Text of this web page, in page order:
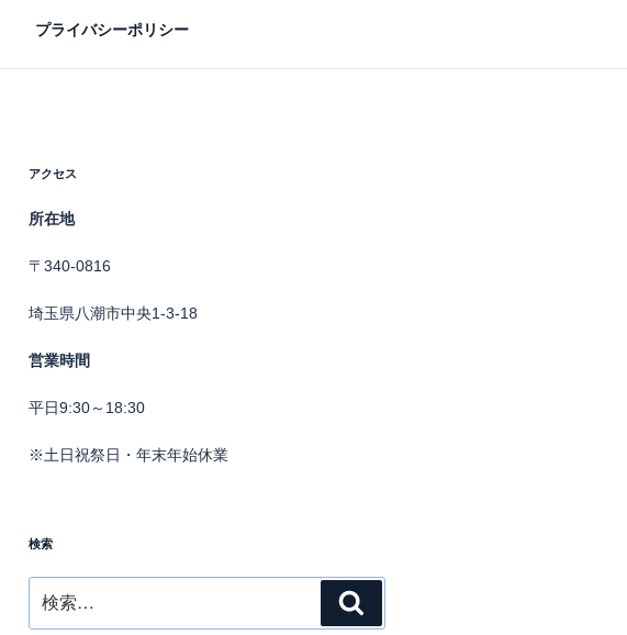
プライバシーポリシー
アクセス
所在地
〒340-0816
埼玉県八潮市中央1-3-18
営業時間
平日9:30～18:30
※土日祝祭日・年末年始休業
検索
索:
索